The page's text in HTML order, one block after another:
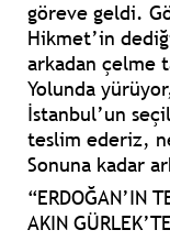
göreve geldi.
Hikmet’in
arkadan çelme
Yolunda
İstanbul’un
teslim ederiz,
Sonuna kadar
“ERDOĞAN’IN
AKIN